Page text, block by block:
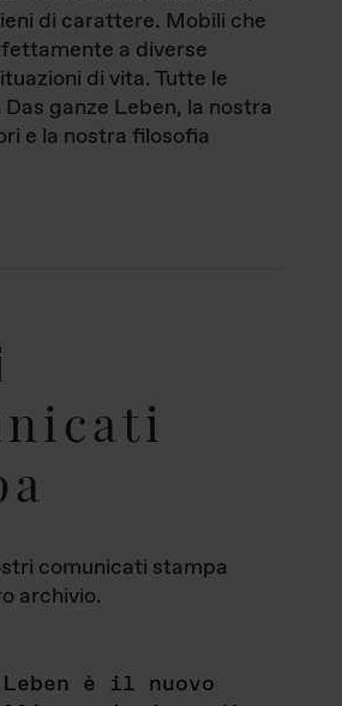
di carattere. Mobili che
a diverse
di vita. Tutte le
ganze Leben, la nostra
e la nostra filosofia
comunicati stampa
archivio.
Leben è il nuovo